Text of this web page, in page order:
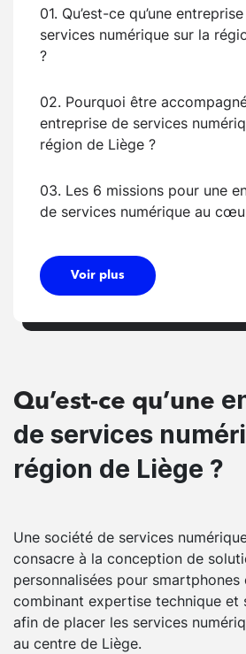
01. Qu’est-ce qu’une
services numérique sur la
?
02. Pourquoi être
entreprise de services
région de Liège ?
03. Les 6 missions pour une
de services numérique au
Voir plus
Qu’est-ce qu’une
de services
région de Liège ?
Une société de services
consacre à la conception de
personnalisées pour
combinant expertise technique et
afin de placer les services
au centre de Liège.